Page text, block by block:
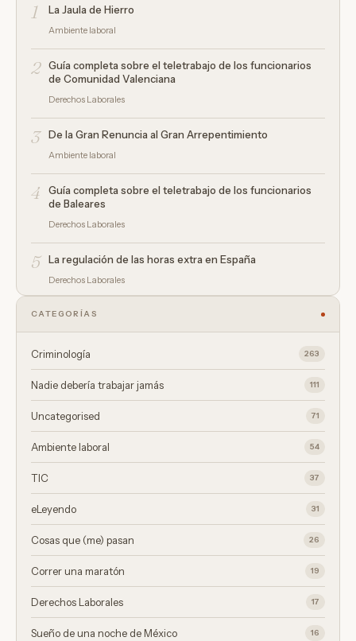
1 La Jaula de Hierro
Ambiente laboral
2
Guía completa sobre el teletrabajo de los funcionarios
de Comunidad Valenciana
Derechos Laborales
3 De la Gran Renuncia al Gran Arrepentimiento
Ambiente laboral
4
Guía completa sobre el teletrabajo de los funcionarios
de Baleares
Derechos Laborales
5 La regulación de las horas extra en España
Derechos Laborales
CATEGORÍAS
Criminología 263
Nadie debería trabajar jamás 111
Uncategorised 71
Ambiente laboral 54
TIC 37
eLeyendo 31
Cosas que (me) pasan 26
Correr una maratón 19
Derechos Laborales 17
Sueño de una noche de México 16